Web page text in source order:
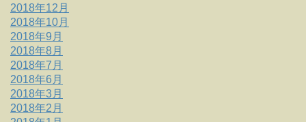
2018年12月
2018年10月
2018年9月
2018年8月
2018年7月
2018年6月
2018年3月
2018年2月